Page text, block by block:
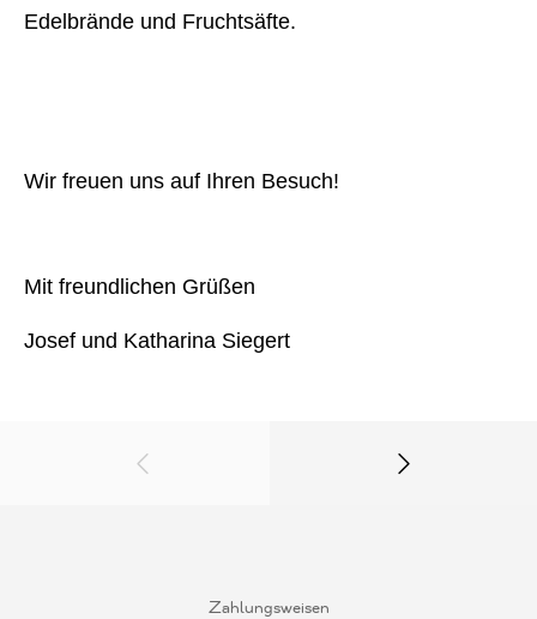
Edelbrände und Fruchtsäfte.
Wir freuen uns auf Ihren Besuch!
Mit freundlichen Grüßen
Josef und Katharina Siegert
Zahlungsweisen